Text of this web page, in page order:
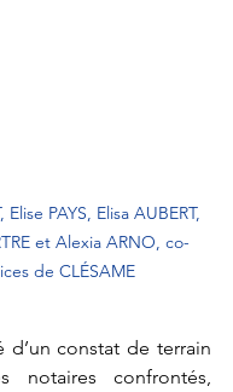
PAYS, Elisa AUBERT,
et Alexia ARNO, co-
de CLÉSAME
d’un constat de terrain
notaires confrontés,